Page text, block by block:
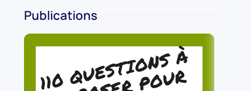
Publications